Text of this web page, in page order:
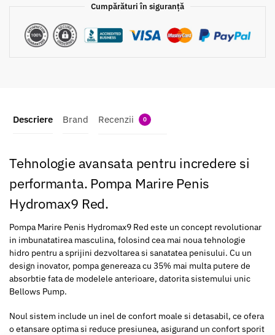
Cumpărături în siguranță
Descriere Brand Recenzii 0
Tehnologie avansata pentru incredere si
performanta. Pompa Marire Penis
Hydromax9 Red.
Pompa Marire Penis Hydromax9 Red este un concept revolutionar
in imbunatatirea masculina, folosind cea mai noua tehnologie
hidro pentru a sprijini dezvoltarea si sanatatea penisului. Cu un
design inovator, pompa genereaza cu 35% mai multa putere de
absorbtie fata de modelele anterioare, datorita sistemului unic
Bellows Pump.
Noul sistem include un inel de confort moale si detasabil, ce ofera
o etansare optima si reduce presiunea, asigurand un confort sporit